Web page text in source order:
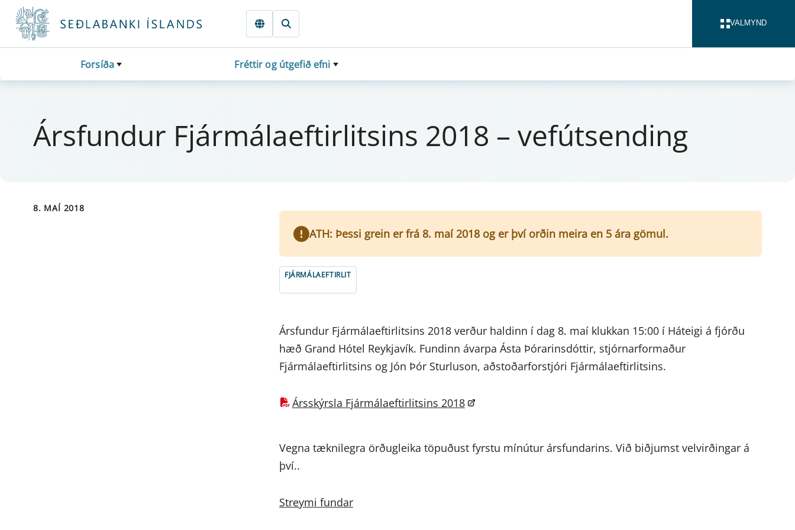
Fara beint í Meginmál
VALMYND
Forsíða Fréttir og útgefið efni
Árs­fund­ur Fjá­r­mála­eft­i­r­lits­ins 2018 – vefút­send­ing
8. MAÍ 2018
ATH: Þessi grein er frá 8. maí 2018 og er því orðin meira en 5 ára gömul.
FJÁRMÁLAEFTIRLIT
Ársfundur Fjármálaeftirlitsins 2018 verður haldinn í dag 8. maí klukkan 15:00 í Háteigi á fjórðu
hæð Grand Hótel Reykjavík. Fundinn ávarpa Ásta Þórarinsdóttir, stjórnarformaður
Fjármálaeftirlitsins og Jón Þór Sturluson, aðstoðarforstjóri Fjármálaeftirlitsins.
Ársskýrsla Fjármálaeftirlitsins 2018
Vegna tæknilegra örðugleika töpuðust fyrstu mínútur ársfundarins. Við biðjumst velvirðingar á
því..
Streymi fundar